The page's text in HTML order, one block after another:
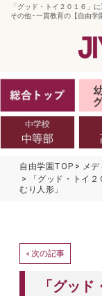
「グッド・トイ２０１６」
その他 - 一貫教育の【自由
自由学園TOP
メ
「グッド・トイ
むり人形」
< 次の記事
「グッ